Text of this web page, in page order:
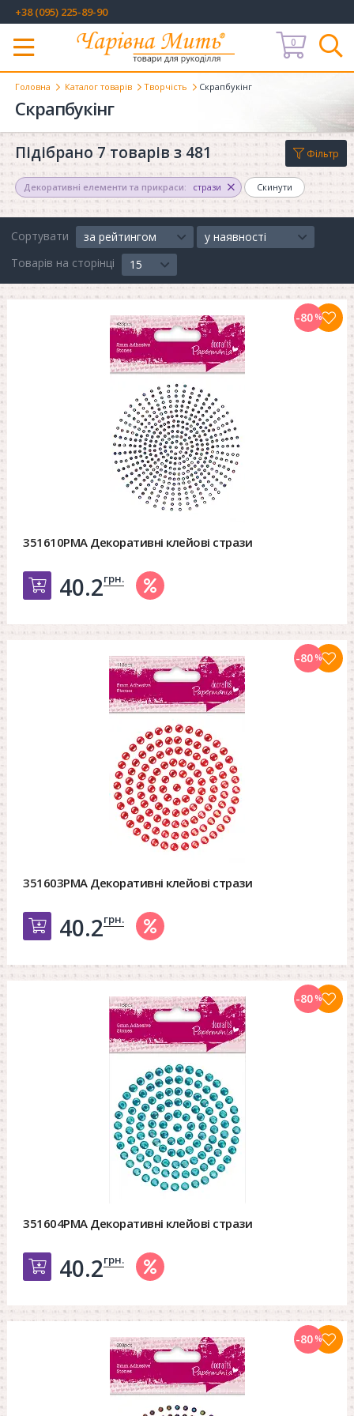
+38 (095) 225-89-90
Меню
0
Головна Каталог товарів Творчість Скрапбукінг
Скрапбукінг
Підібрано 7 товарів з 481
Декоративні елементи та прикраси: стрази Скинути
Сортувати за рейтингом
у наявності
Товарів на сторінці
15
351610PMA Декоративні клейові стрази
Добавить в корзину
40.2грн.
-80%
351603PMA Декоративні клейові стрази
Добавить в корзину
40.2грн.
-80%
351604PMA Декоративні клейові стрази
Добавить в корзину
40.2грн.
-80%
-80%
Фільтр